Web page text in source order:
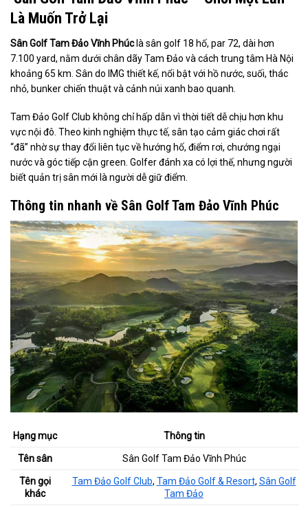
Là Muốn Trở Lại
Sân Golf Tam Đảo Vĩnh Phúclà sân golf 18 hố, par 72, dài hơn
7.100 yard, nằm dưới chân dãy Tam Đảo và cách trung tâm Hà Nội
khoảng 65 km. Sân do IMG thiết kế, nổi bật với hồ nước, suối, thác
nhỏ, bunker chiến thuật và cảnh núi xanh bao quanh.
Tam Đảo Golf Club không chỉ hấp dẫn vì thời tiết dễ chịu hơn khu
vực nội đô. Theo kinh nghiệm thực tế, sân tạo cảm giác chơi rất
“đã” nhờ sự thay đổi liên tục về hướng hố, điểm rơi, chướng ngại
nước và góc tiếp cận green. Golfer đánh xa có lợi thế, nhưng người
biết quản trị sân mới là người dễ giữ điểm.
Thông tin nhanh về Sân Golf Tam Đảo Vĩnh Phúc
Hạng mục Thông tin
Tên sân Sân Golf Tam Đảo Vĩnh Phúc
Tên gọi
khác
Tam Đảo Golf Club, Tam Đảo Golf & Resort, Sân Golf
Tam Đảo